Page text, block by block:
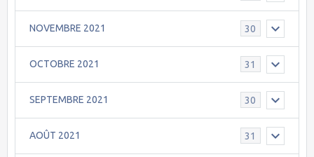
NOVEMBRE 2021 30
OCTOBRE 2021 31
SEPTEMBRE 2021 30
AOÛT 2021 31